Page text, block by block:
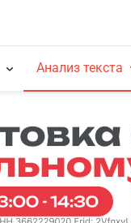
Анализ текста